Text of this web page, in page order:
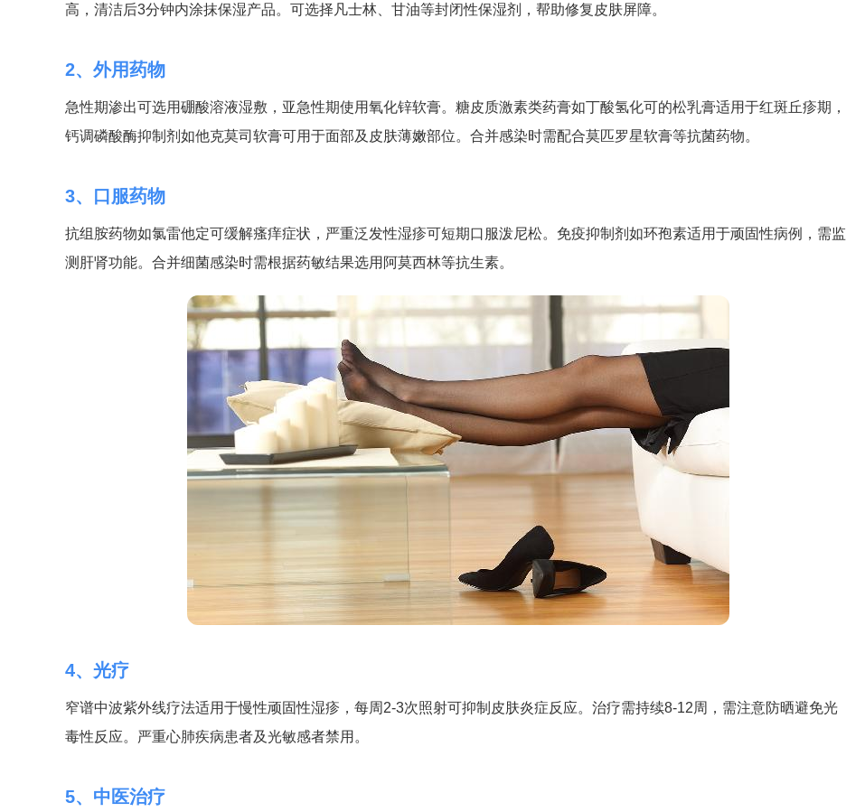
高，清洁后3分钟内涂抹保湿产品。可选择凡士林、甘油等封闭性保湿剂，帮助修复皮肤屏障。
2、外用药物
急性期渗出可选用硼酸溶液湿敷，亚急性期使用氧化锌软膏。糖皮质激素类药膏如丁酸氢化可的松乳膏适用于红斑丘疹期，
钙调磷酸酶抑制剂如他克莫司软膏可用于面部及皮肤薄嫩部位。合并感染时需配合莫匹罗星软膏等抗菌药物。
3、口服药物
抗组胺药物如氯雷他定可缓解瘙痒症状，严重泛发性湿疹可短期口服泼尼松。免疫抑制剂如环孢素适用于顽固性病例，需监
测肝肾功能。合并细菌感染时需根据药敏结果选用阿莫西林等抗生素。
4、光疗
窄谱中波紫外线疗法适用于慢性顽固性湿疹，每周2-3次照射可抑制皮肤炎症反应。治疗需持续8-12周，需注意防晒避免光
毒性反应。严重心肺疾病患者及光敏感者禁用。
5、中医治疗